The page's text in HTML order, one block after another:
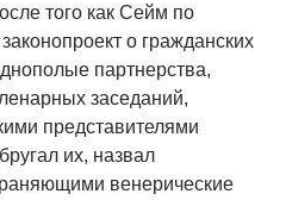
того как Сейм по
о гражданских
партнерства,
заседаний,
представителями
их, назвал
венерические